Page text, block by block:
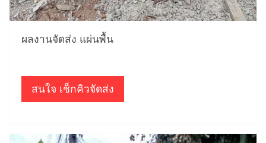
ผลงานจัดส่ง แผ่นพื้น
สนใจ เช็กคิวจัดส่ง